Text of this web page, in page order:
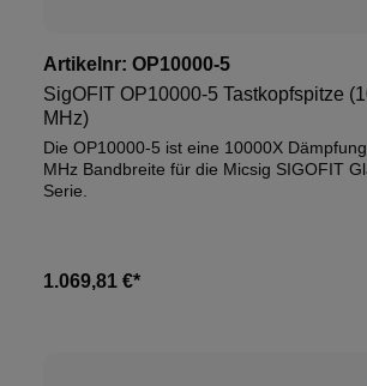
Artikelnr: OP10000-5
SigOFIT OP10000-5 Tastkopfspitze
MHz)
Die OP10000-5 ist eine 10000X
MHz Bandbreite für die Micsig SIGOFIT
Serie.
1.069,81 €*